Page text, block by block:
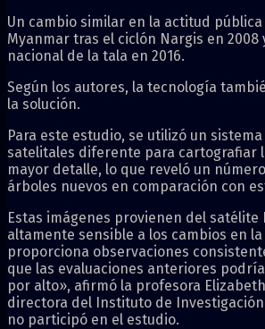
Un cambio similar en la actitud
Myanmar tras el ciclón Nargis en
nacional de la tala en 2016.
Según los autores, la tecnología
la solución.
Para este estudio, se utilizó un
satelitales diferente para cartografiar
mayor detalle, lo que reveló un
árboles nuevos en comparación con
Estas imágenes provienen del satélite
altamente sensible a los cambios en
proporciona observaciones
que las evaluaciones anteriores
por alto», afirmó la profesora
directora del Instituto de
no participó en el estudio.